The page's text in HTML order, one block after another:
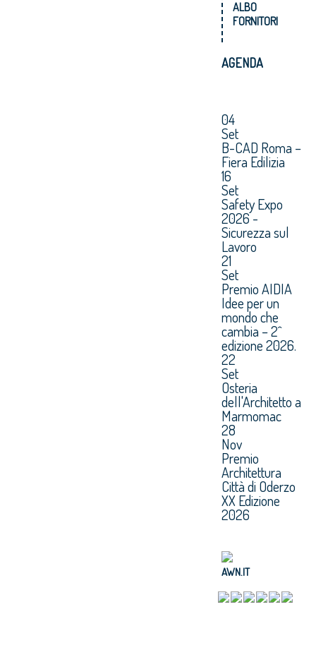
ALBO
FORNITORI
AGENDA
04
Set
B-CAD Roma –
Fiera Edilizia
16
Set
Safety Expo
2026 -
Sicurezza sul
Lavoro
21
Set
Premio AIDIA
Idee per un
mondo che
cambia – 2^
edizione 2026.
22
Set
Osteria
dell'Architetto a
Marmomac
28
Nov
Premio
Architettura
Città di Oderzo
XX Edizione
2026
AWN.IT